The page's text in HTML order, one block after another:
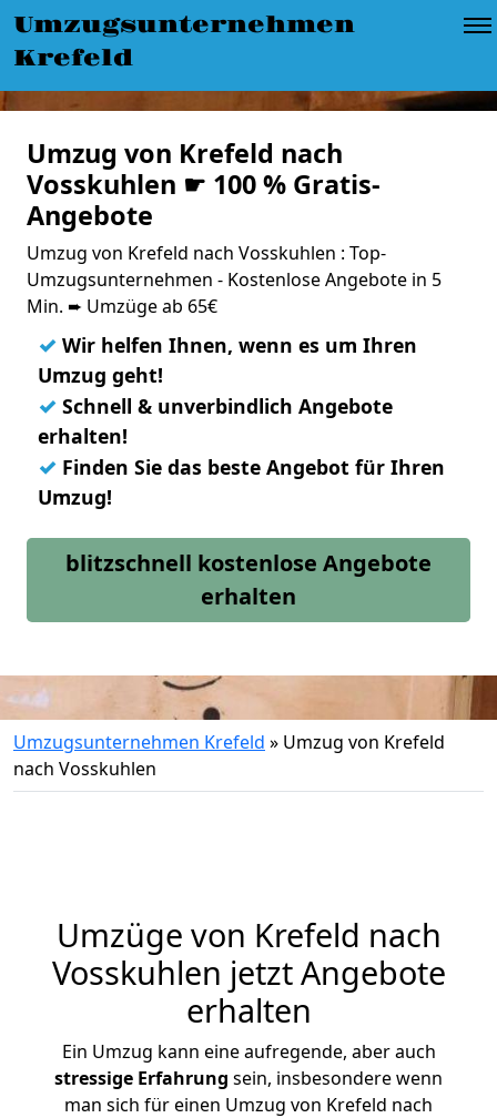
Umzugsunternehmen
Krefeld
Umzug von Krefeld nach
Vosskuhlen ☛ 100 % Gratis-
Angebote
Umzug von Krefeld nach Vosskuhlen : Top-
Umzugsunternehmen - Kostenlose Angebote in 5
Min. ➨ Umzüge ab 65€
✓ Wir helfen Ihnen, wenn es um Ihren
Umzug geht!
✓ Schnell & unverbindlich Angebote
erhalten!
✓ Finden Sie das beste Angebot für Ihren
Umzug!
blitzschnell kostenlose Angebote
erhalten
Umzugsunternehmen Krefeld » Umzug von Krefeld
nach Vosskuhlen
Umzüge von Krefeld nach
Vosskuhlen jetzt Angebote
erhalten
Ein Umzug kann eine aufregende, aber auch
stressige Erfahrung sein, insbesondere wenn
man sich für einen Umzug von Krefeld nach